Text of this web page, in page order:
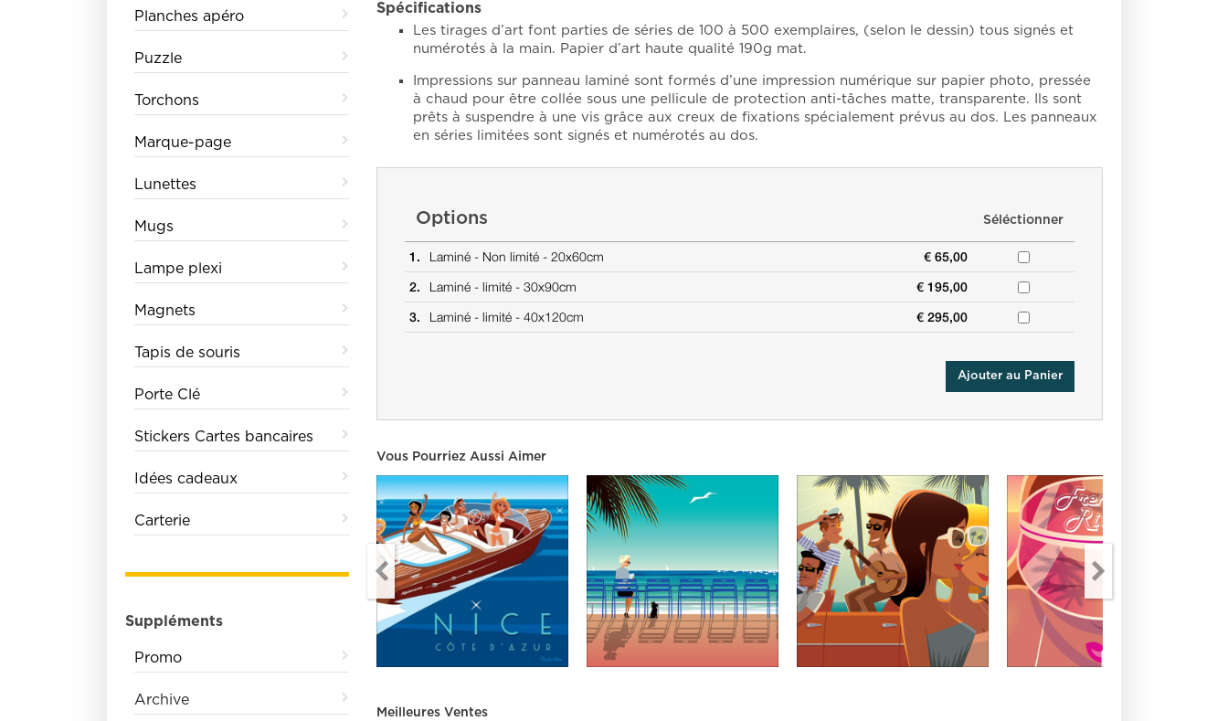
Planches apéro
Puzzle
Torchons
Marque-page
Lunettes
Mugs
Lampe plexi
Magnets
Tapis de souris
Porte Clé
Stickers Cartes bancaires
Idées cadeaux
Carterie
Suppléments
Promo
Archive
Spécifications
Les tirages d’art font parties de séries de 100 à 500 exemplaires, (selon le dessin) tous signés et
numérotés à la main. Papier d’art haute qualité 190g mat.
Impressions sur panneau laminé sont formés d’une impression numérique sur papier photo, pressée
à chaud pour être collée sous une pellicule de protection anti-tâches matte, transparente. Ils sont
prêts à suspendre à une vis grâce aux creux de fixations spécialement prévus au dos. Les panneaux
en séries limitées sont signés et numérotés au dos.
Options Séléctionner
1. Laminé - Non limité - 20x60cm
€ 65,00
2.
Laminé - limité - 30x90cm
€ 195,00
3.
Laminé - limité - 40x120cm € 295,00
Ajouter au Panier
Vous Pourriez Aussi Aimer
Meilleures Ventes